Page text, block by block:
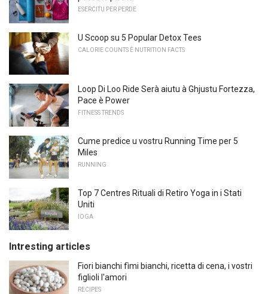
ESERCITU PER PERDE
U Scoop su 5 Popular Detox Tees
CALORIE COUNTS È NUTRITION FACTS
Loop Di Loo Ride Serà aiutu à Ghjustu Fortezza,
Pace è Power
FITNESS TRENDS
Cume predice u vostru Running Time per 5
Miles
RUNNING
Top 7 Centres Rituali di Retiro Yoga in i Stati
Uniti
IOGA
Intresting articles
Fiori bianchi fìmi bianchi, ricetta di cena, i vostri
figlioli l'amori
RECIPES